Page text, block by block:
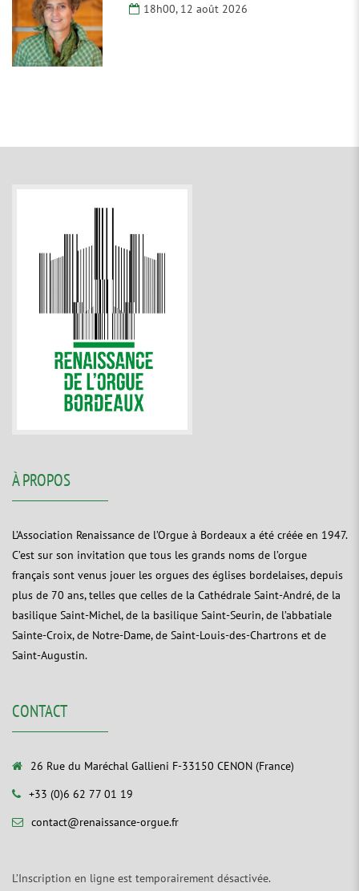
18h00, 12 août 2026
À PROPOS
L’Association Renaissance de l’Orgue à Bordeaux a été créée en 1947.
C’est sur son invitation que tous les grands noms de l’orgue
français sont venus jouer les orgues des églises bordelaises, depuis
plus de 70 ans, telles que celles de la Cathédrale Saint-André, de la
basilique Saint-Michel, de la basilique Saint-Seurin, de l’abbatiale
Sainte-Croix, de Notre-Dame, de Saint-Louis-des-Chartrons et de
Saint-Augustin.
CONTACT
26 Rue du Maréchal Gallieni F-33150 CENON (France)
+33 (0)6 62 77 01 19
contact@renaissance-orgue.fr
L’Inscription en ligne est temporairement désactivée.